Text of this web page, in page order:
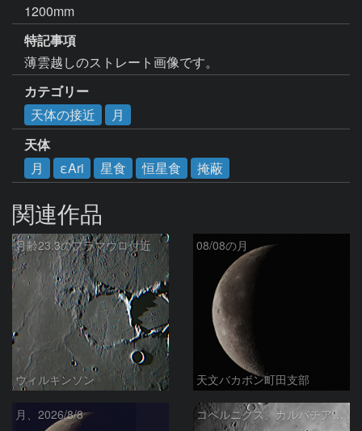
1200mm
特記事項
薄雲越しのストレート画像です。
カテゴリー
天体の接近
月
天体
月
εAri 星食 恒星食 掩蔽
関連作品
月齢23.3のフラマウロ付近
ウィルキンソン
08/08の月
天文バカボン町田支部
月、2026/8/8 コペルニクス、カルパチア山脈付近